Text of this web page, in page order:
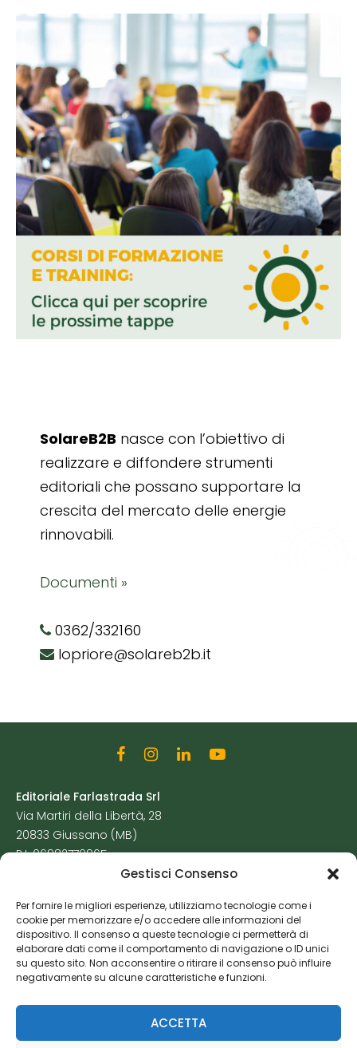
Gestisci Consenso
Per fornire le migliori esperienze, utilizziamo tecnologie come i
cookie per memorizzare e/o accedere alle informazioni del
dispositivo. Il consenso a queste tecnologie ci permetterà di
elaborare dati come il comportamento di navigazione o ID unici
su questo sito. Non acconsentire o ritirare il consenso può influire
negativamente su alcune caratteristiche e funzioni.
ACCETTA
SolareB2B nasce con l’obiettivo di
realizzare e diffondere strumenti
editoriali che possano supportare la
crescita del mercato delle energie
rinnovabili.
Documenti »
0362/332160
lopriore@solareb2b.it
Editoriale Farlastrada Srl
Via Martiri della Libertà, 28
20833 Giussano (MB)
P.I. 06982770965
Cookie Policy
Risorse Aggiuntive